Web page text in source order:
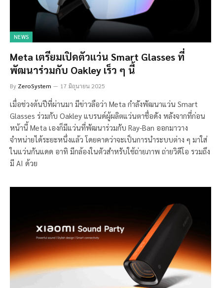
NEWS
Meta เตรียมเปิดตัวแว่น Smart Glasses ที่
พัฒนาร่วมกับ Oakley เร็ว ๆ นี้
By ZeroSystem 17 มิถุนายน 2025
เมื่อช่วงต้นปีที่ผ่านมา มีข่าวลือว่า Meta กำลังพัฒนาแว่น Smart
Glasses ร่วมกับ Oakley แบรนด์ผู้ผลิตแว่นตาชื่อดัง หลังจากที่ก่อน
หน้านี้ Meta เองก็มีแว่นที่พัฒนาร่วมกับ Ray-Ban ออกมาวาง
จำหน่ายได้ระยะหนึ่งแล้ว โดยคาดว่าจะเป็นการนำระบบต่าง ๆ มาใส่
ในแว่นกันแดด อาทิ มีกล้องในตัวสำหรับใช้ถ่ายภาพ ถ่ายวิดีโอ รวมถึง
มี AI ด้วย